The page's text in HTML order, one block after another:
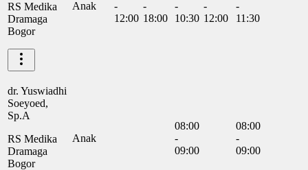
RS Medika
Dramaga
Bogor
Anak
-
12:00
-
18:00
-
10:30
-
12:00
-
11:30
dr. Yuswiadhi
Soeyoed,
Sp.A
RS Medika
Dramaga
Bogor
Anak
08:00
-
09:00
08:00
-
09:00